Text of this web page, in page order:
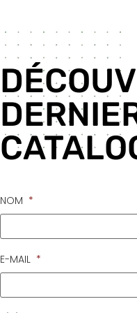
NOM *
E-MAIL *